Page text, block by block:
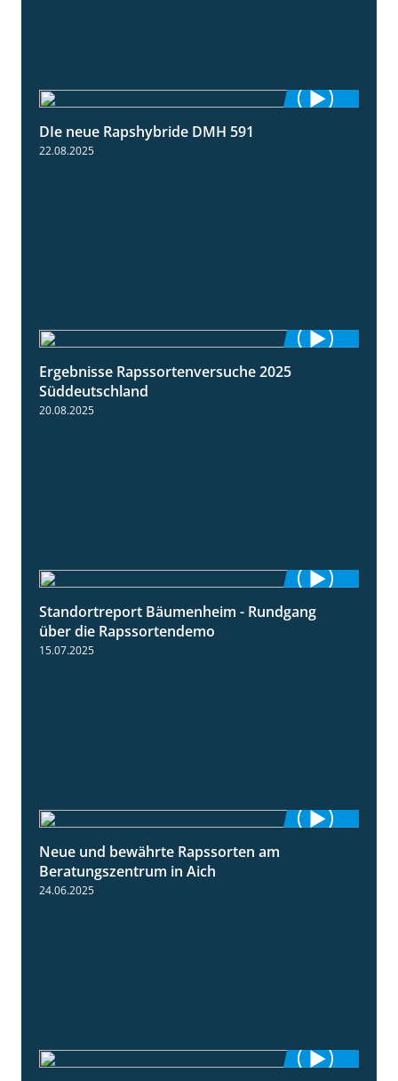
DIe neue Rapshybride DMH 591
22.08.2025
Ergebnisse Rapssortenversuche 2025
Süddeutschland
20.08.2025
6:03
Standortreport Bäumenheim - Rundgang
über die Rapssortendemo
15.07.2025
Neue und bewährte Rapssorten am
Beratungszentrum in Aich
24.06.2025